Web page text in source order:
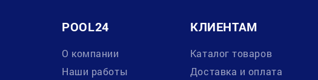
POOL24
О компании
Наши работы
КЛИЕНТАМ
Каталог товаров
Доставка и оплата